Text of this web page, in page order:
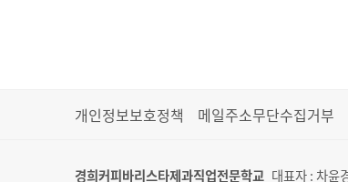
개인정보보호정책 메일주소무단수집거부
경희커피바리스타제과직업전문학교 대표자 : 차윤